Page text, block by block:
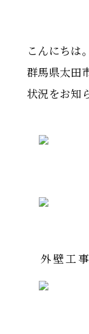
こんにちは。
群馬県太田
状況をお知
外壁工